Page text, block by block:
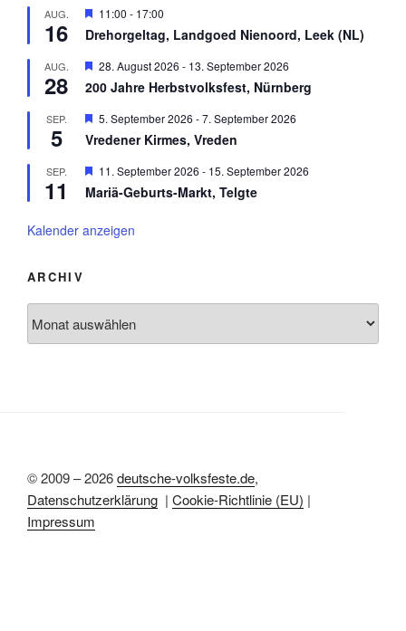
ee
h
o
e
n
o
r
e
h
o
e
AUG.
16
H
r
o
r
e
h
o
e
11:00 - 17:00
Drehorgeltag, Landgoed Nienoord, Leek (NL)
AUG.
28
H
r
o
r
e
h
o
n
28. August 2026 - 13. September 2026
200 Jahre Herbstvolksfest, Nürnberg
SEP.
5
H
r
o
r
h
5. September 2026 -7. September 2026
Vredener Kirmes, Vreden
SEP.
11
H
r
o
o
e
n
11. September 2026 - 15. September 2026
Mariä-Geburts-Markt, Telgte
Kalender anzeigen
ARCHIV
© 2009 – 2026deutsche-volksfeste.de,
Datenschutzerklärung | Cookie-Richtlinie (EU) |
Impressum